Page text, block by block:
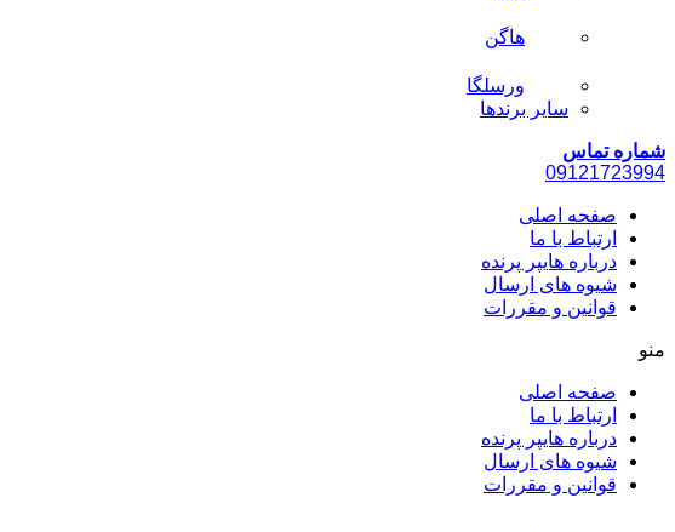
هاگن
ورسلگا
سایر برند‌ها
شماره تماس
09121723994
صفحه اصلی
ارتباط با ما
درباره هایپر پرنده
شیوه های ارسال
قوانین و مقررات
منو
صفحه اصلی
ارتباط با ما
درباره هایپر پرنده
شیوه های ارسال
قوانین و مقررات